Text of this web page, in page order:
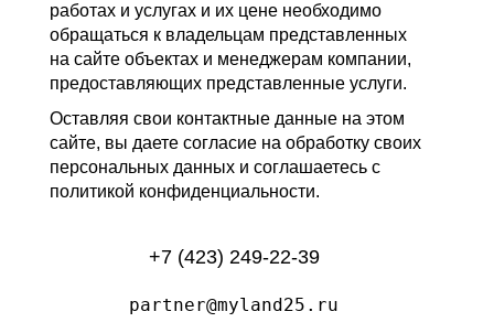
работах и услугах и их цене необходимо
обращаться к владельцам представленных
на сайте объектах и менеджерам компании,
предоставляющих представленные услуги.
Оставляя свои контактные данные на этом
сайте, вы даете согласие на обработку своих
персональных данных и соглашаетесь с
политикой конфиденциальности.
+7 (423) 249-22-39
partner@myland25.ru